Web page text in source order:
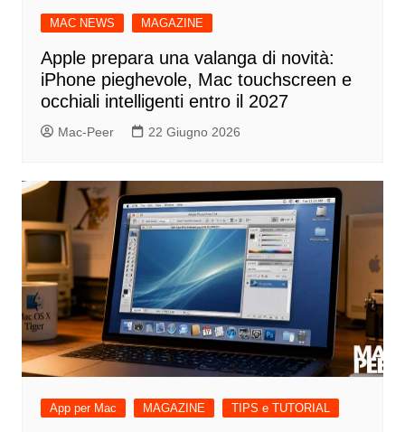
MAC NEWS MAGAZINE
Apple prepara una valanga di novità:
iPhone pieghevole, Mac touchscreen e
occhiali intelligenti entro il 2027
Mac-Peer 22 Giugno 2026
App per Mac MAGAZINE TIPS e TUTORIAL